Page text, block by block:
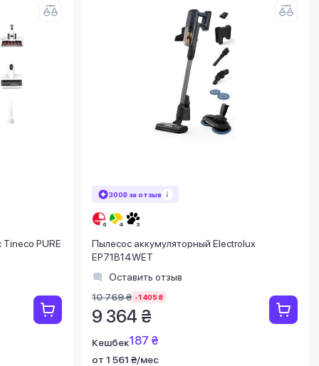
PURE
300₴ за отзыв
Пылесос аккумуляторный Electrolux
EP71B14WET
Оставить отзыв
10 769 ₴ -1 405 ₴
9 364 ₴
Кешбек187 ₴
от 1 561 ₴/мес